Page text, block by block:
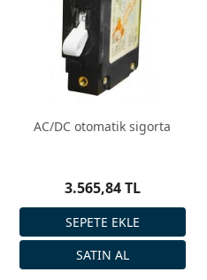
AC/DC otomatik sigorta
3.565,84 TL